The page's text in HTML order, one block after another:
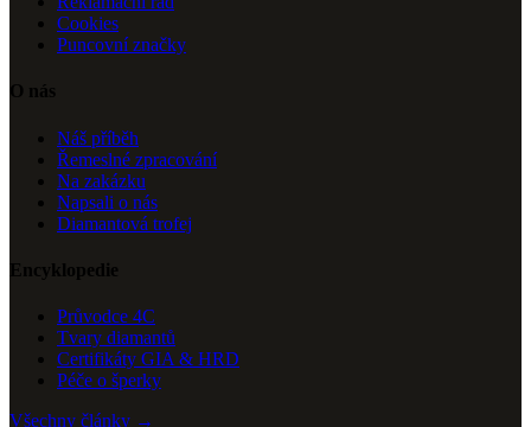
Cookies
Puncovní značky
O nás
Náš příběh
Řemeslné zpracování
Na zakázku
Napsali o nás
Diamantová trofej
Encyklopedie
Průvodce 4C
Tvary diamantů
Certifikáty GIA & HRD
Péče o šperky
Všechny články →